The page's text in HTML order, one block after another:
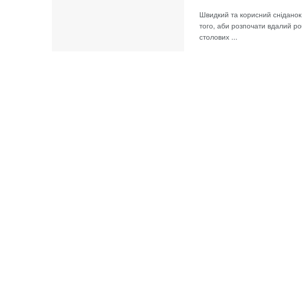
Швидкий та корисний
того, аби розпочати вдалий
столових ...